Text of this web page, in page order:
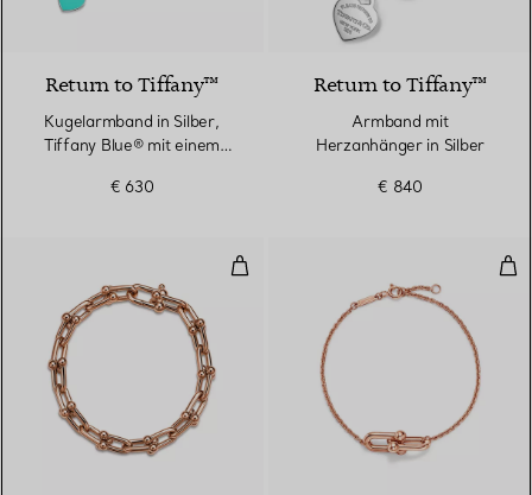
3 Farben
Return to Tiffany™
Kugelarmband in Silber,
Tiffany Blue® mit einem
€ 630
Return to Tiffany™
Armband mit
Herzanhänger in Silber
€ 840
Armband mit mittelgroßen
2 Materialien